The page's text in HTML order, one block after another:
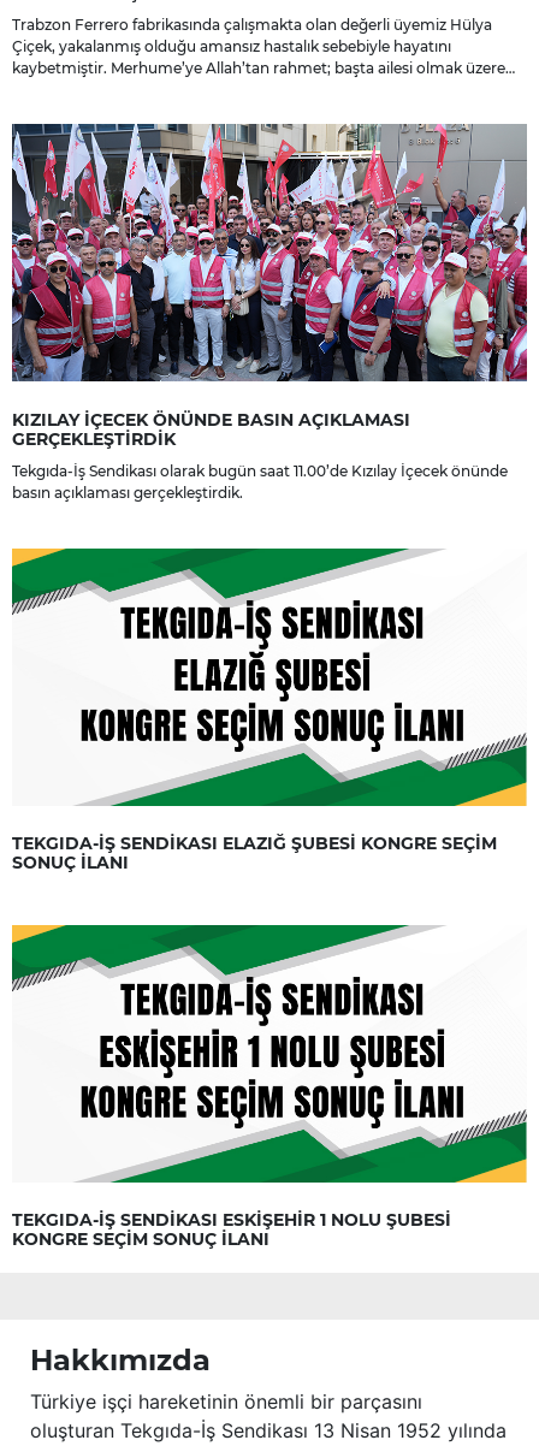
Trabzon Ferrero fabrikasında çalışmakta olan değerli üyemiz Hülya
Çiçek, yakalanmış olduğu amansız hastalık sebebiyle hayatını
kaybetmiştir. Merhume’ye Allah’tan rahmet; başta ailesi olmak üzere
KIZILAY İÇECEK ÖNÜNDE BASIN AÇIKLAMASI
GERÇEKLEŞTİRDİK
Tekgıda-İş Sendikası olarak bugün saat 11.00’de Kızılay İçecek önünde
basın açıklaması gerçekleştirdik.
TEKGIDA-İŞ SENDİKASI ELAZIĞ ŞUBESİ KONGRE SEÇİM
SONUÇ İLANI
TEKGIDA-İŞ SENDİKASI ESKİŞEHİR 1 NOLU ŞUBESİ
KONGRE SEÇİM SONUÇ İLANI
Hakkımızda
Türkiye işçi hareketinin önemli bir parçasını
oluşturan Tekgıda-İş Sendikası 13 Nisan 1952 yılında